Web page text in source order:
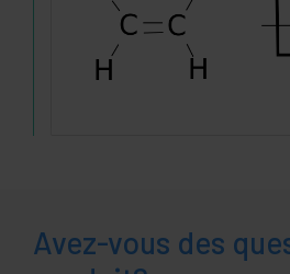
Avez-vous des